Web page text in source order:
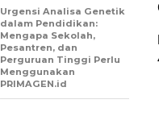
Urgensi Analisa Genetik
dalam Pendidikan:
Mengapa Sekolah,
Pesantren, dan
Perguruan Tinggi Perlu
Menggunakan
PRIMAGEN.id